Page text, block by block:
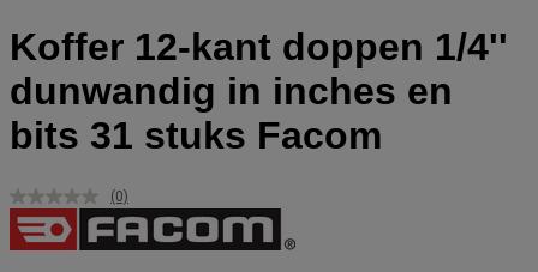
Koffer 12-kant doppen 1/4''
dunwandig in inches en
bits 31 stuks Facom
Geen
scorewaarde.
Dezelfde
(0)